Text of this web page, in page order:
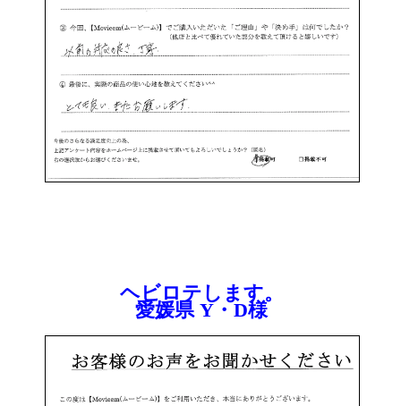
ヘビロテします。
愛媛県 Y・D様